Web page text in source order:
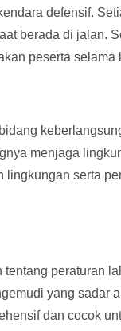
defensif.
berada di jalan.
peserta selama
menjaga
lingkungan serta
peraturan
yang sadar
dan cocok